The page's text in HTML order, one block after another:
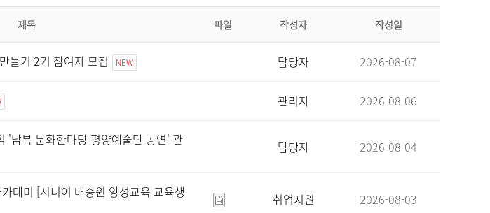
제목 파일 작성자 작성일
들기 2기 참여자 모집 NEW 담당자 2026-08-07
관리자 2026-08-06
'남북 문화한마당 평양예술단 공연' 관
담당자 2026-08-04
데미 [시니어 배송원 양성교육 교육생
취업지원 2026-08-03